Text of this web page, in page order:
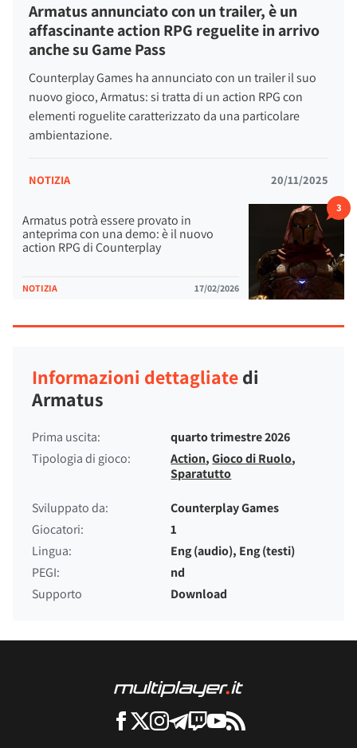
Ogni spedizione rappresentauna nuova occasione per
diventare più forte. Armato di una falce e di un vasto
pompa, il protagonista può combinare abilità celesti e
potenziamenti passivi per creare stili di combattimento
unici.
Armatus annunciato con un trailer, è un
affascinante action RPG reguelite in arrivo
anche su Game Pass
Counterplay Games ha annunciato con un trailer il suo
nuovo gioco, Armatus: si tratta di un action RPG con
elementi roguelite caratterizzato da una particolare
ambientazione.
NOTIZIA 20/11/2025
Armatus potrà essere provato in
anteprima con una demo: è il nuovo
action RPG di Counterplay
NOTIZIA 17/02/2026
3
Informazioni dettagliatedi
Armatus
Prima uscita:
quarto trimestre 2026
Tipologia di gioco:
Action,Gioco di Ruolo,
Sparatutto
Sviluppato da:
Counterplay Games
Giocatori:
1
Lingua:
Eng (audio), Eng (testi)
PEGI:
nd
Supporto
Download